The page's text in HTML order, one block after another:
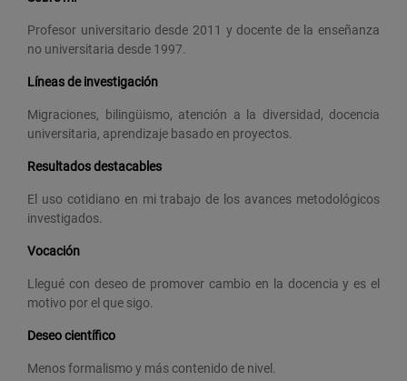
Profesor universitario desde 2011 y docente de la enseñanza
no universitaria desde 1997.
Líneas de investigación
Migraciones, bilingüismo, atención a la diversidad, docencia
universitaria, aprendizaje basado en proyectos.
Resultados destacables
El uso cotidiano en mi trabajo de los avances metodológicos
investigados.
Vocación
Llegué con deseo de promover cambio en la docencia y es el
motivo por el que sigo.
Deseo científico
Menos formalismo y más contenido de nivel.